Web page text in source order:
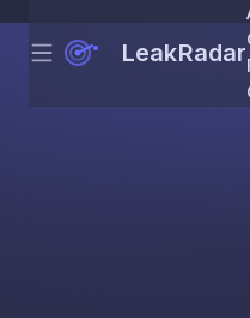
Menu LeakRadar